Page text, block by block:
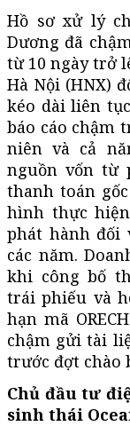
Hồ sơ xử lý
Dương đã
từ 10 ngày trở
Hà Nội (HNX)
kéo dài liên
báo cáo chậm
niên và cả
nguồn vốn từ
thanh toán
hình thực
phát hành đối
các năm.
khi công bố
trái phiếu và
hạn mã
chậm gửi tài
trước đợt chào
Chủ đầu tư
sinh thái